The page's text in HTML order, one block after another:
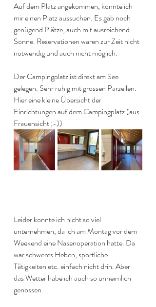
Auf dem Platz angekommen, konnte ich
mir einen Platz aussuchen. Es gab noch
genügend Plätze, auch mit ausreichend
Sonne. Reservationen waren zur Zeit nicht
notwendig und auch nicht möglich.
Der Campingplatz ist direkt am See
gelegen. Sehr ruhig mit grossen Parzellen.
Hier eine kleine Übersicht der
Einrichtungen auf dem Campingplatz (aus
Frauensicht ;-))
Leider konnte ich nicht so viel
unternehmen, da ich am Montag vor dem
Weekend eine Nasenoperation hatte. Da
war schweres Heben, sportliche
Tätigkeiten etc. einfach nicht drin. Aber
das Wetter habe ich auch so unheimlich
genossen.